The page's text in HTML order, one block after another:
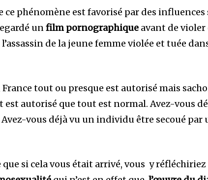
ce phénomène est favorisé par des
unfilm pornographique avant de
l’assassin de la jeune femme violée et tuée
tout ou presque est autorisé mais
est autorisé que tout est normal. Avez-vous
Avez-vous déjà vu un individu être secoué
que si cela vous était arrivé, vous y